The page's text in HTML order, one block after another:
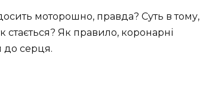
моторошно, правда? Суть в тому,
стається? Як правило, коронарні
до серця.